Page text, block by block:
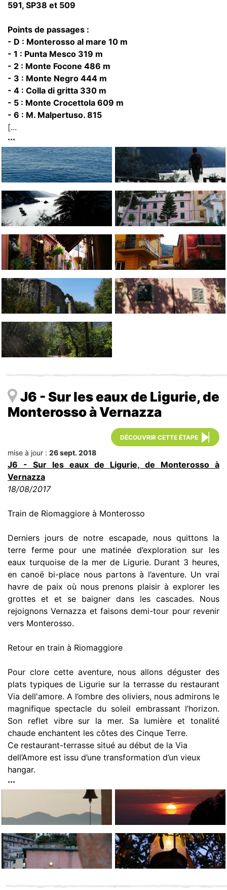
591, SP38 et 509
Points de passages :
- D : Monterosso al mare 10 m
- 1 : Punta Mesco 319 m
- 2 : Monte Focone 486 m
- 3 : Monte Negro 444 m
- 4 : Colla di gritta 330 m
- 5 : Monte Crocettola 609 m
- 6 : M. Malpertuso. 815
[...
J6 - Sur les eaux de Ligurie, de
Monterosso à Vernazza
DÉCOUVRIR CETTE ÉTAPE
mise à jour : 26 sept. 2018
J6 - Sur les eaux de Ligurie, de Monterosso à
Vernazza
18/08/2017
Train de Riomaggiore à Monterosso
Derniers jours de notre escapade, nous quittons la
terre ferme pour une matinée d’exploration sur les
eaux turquoise de la mer de Ligurie. Durant 3 heures,
en canoë bi-place nous partons à l’aventure. Un vrai
havre de paix où nous prenons plaisir à explorer les
grottes et et se baigner dans les cascades. Nous
rejoignons Vernazza et faisons demi-tour pour revenir
vers Monterosso.
Retour en train à Riomaggiore
Pour clore cette aventure, nous allons déguster des
plats typiques de Ligurie sur la terrasse du restaurant
Via dell'amore. A l’ombre des oliviers, nous admirons le
magnifique spectacle du soleil embrassant l’horizon.
Son reflet vibre sur la mer. Sa lumière et tonalité
chaude enchantent les côtes des Cinque Terre.
Ce restaurant-terrasse situé au début de la Via
dell’Amore est issu d’une transformation d’un vieux
hangar.